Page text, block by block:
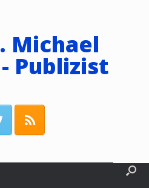
Michael
Publizist